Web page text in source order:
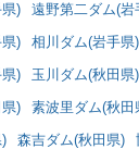
)
遠野第二ダム(岩
) 相川ダム(岩手県)
)
玉川ダム(秋田県)
)
素波里ダム(秋田
森吉ダム(秋田県)